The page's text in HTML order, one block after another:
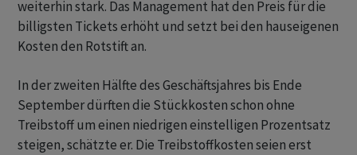
weiterhin stark. Das Management hat den Preis für die
billigsten Tickets erhöht und setzt bei den hauseigenen
Kosten den Rotstift an.
In der zweiten Hälfte des Geschäftsjahres bis Ende
September dürften die Stückkosten schon ohne
Treibstoff um einen niedrigen einstelligen Prozentsatz
steigen, schätzte er. Die Treibstoffkosten seien erst